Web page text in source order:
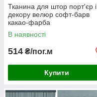
Тканина для штор порт'єр і
декору велюр софт-барв
какао-фарба
В наявності
514 ₴/пог.м
Купити